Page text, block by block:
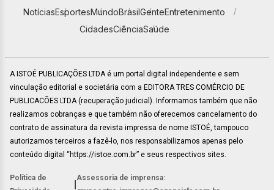
NotíciasEsportesMundoBrasilGenteEntretenimento
CidadesCiênciaSaúde
A ISTOÉ PUBLICAÇÕES LTDA é um portal digital independente e sem
vinculação editorial e societária com a EDITORA TRES COMÉRCIO DE
PUBLICACÕES LTDA (recuperação judicial). Informamos também que não
realizamos cobranças e que também não oferecemos cancelamento do
contrato de assinatura da revista impressa de nome ISTOÉ, tampouco
autorizamos terceiros a fazê-lo, nos responsabilizamos apenas pelo
conteúdo digital “https://istoe.com.br” e seus respectivos sites.
Política de
Assessoria de imprensa: